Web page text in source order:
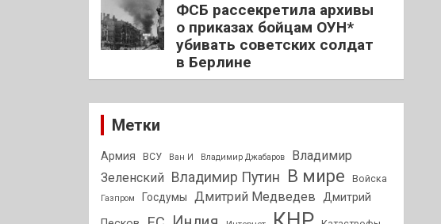
ФСБ рассекретила архивы
о приказах бойцам ОУН*
убивать советских солдат
в Берлине
Метки
Армия ВСУ Ван И Владимир Джабаров
Владимир
Зеленский
Владимир Путин В мире Войска
Газпром Госдумы Дмитрий Медведев
Дмитрий